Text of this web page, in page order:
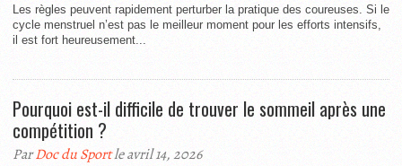
Les règles peuvent rapidement perturber la pratique des coureuses. Si le
cycle menstruel n’est pas le meilleur moment pour les efforts intensifs,
il est fort heureusement...
Pourquoi est-il difficile de trouver le sommeil après une
compétition ?
ParDoc du Sportle avril 14, 2026